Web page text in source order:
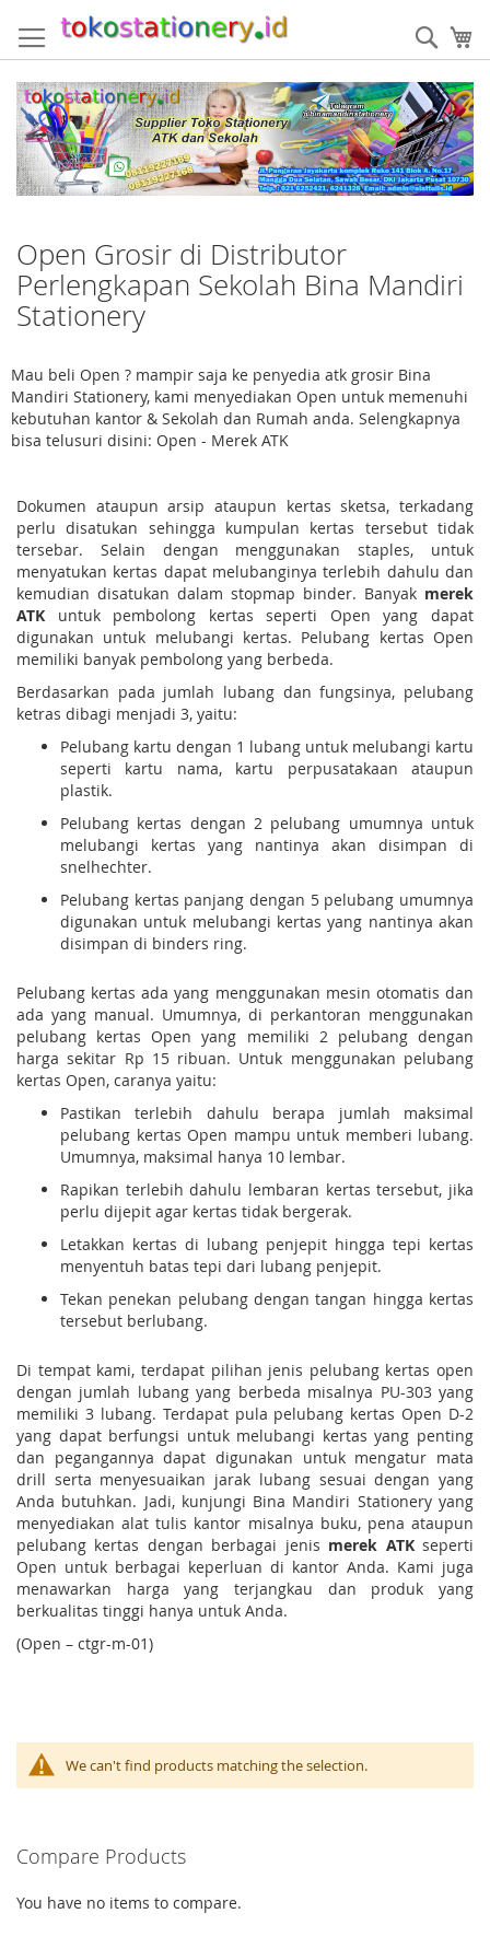
to
Content
Open Grosir di Distributor
Perlengkapan Sekolah Bina Mandiri
Stationery
Mau beli Open ? mampir saja ke penyedia atk grosir Bina
Mandiri Stationery, kami menyediakan Open untuk memenuhi
kebutuhan kantor & Sekolah dan Rumah anda. Selengkapnya
bisa telusuri disini: Open - Merek ATK
Dokumen ataupun arsip ataupun kertas sketsa, terkadang
perlu disatukan sehingga kumpulan kertas tersebut tidak
tersebar. Selain dengan menggunakan staples, untuk
menyatukan kertas dapat melubanginya terlebih dahulu dan
kemudian disatukan dalam stopmap binder. Banyak merek
ATK untuk pembolong kertas seperti Open yang dapat
digunakan untuk melubangi kertas. Pelubang kertas Open
memiliki banyak pembolong yang berbeda.
Berdasarkan pada jumlah lubang dan fungsinya, pelubang
ketras dibagi menjadi 3, yaitu:
Pelubang kartu dengan 1 lubang untuk melubangi kartu
seperti kartu nama, kartu perpusatakaan ataupun
plastik.
Pelubang kertas dengan 2 pelubang umumnya untuk
melubangi kertas yang nantinya akan disimpan di
snelhechter.
Pelubang kertas panjang dengan 5 pelubang umumnya
digunakan untuk melubangi kertas yang nantinya akan
disimpan di binders ring.
Pelubang kertas ada yang menggunakan mesin otomatis dan
ada yang manual. Umumnya, di perkantoran menggunakan
pelubang kertas Open yang memiliki 2 pelubang dengan
harga sekitar Rp 15 ribuan. Untuk menggunakan pelubang
kertas Open, caranya yaitu:
Pastikan terlebih dahulu berapa jumlah maksimal
pelubang kertas Open mampu untuk memberi lubang.
Umumnya, maksimal hanya 10 lembar.
Rapikan terlebih dahulu lembaran kertas tersebut, jika
perlu dijepit agar kertas tidak bergerak.
Letakkan kertas di lubang penjepit hingga tepi kertas
menyentuh batas tepi dari lubang penjepit.
Tekan penekan pelubang dengan tangan hingga kertas
tersebut berlubang.
Di tempat kami, terdapat pilihan jenis pelubang kertas open
dengan jumlah lubang yang berbeda misalnya PU-303 yang
memiliki 3 lubang. Terdapat pula pelubang kertas Open D-2
yang dapat berfungsi untuk melubangi kertas yang penting
dan pegangannya dapat digunakan untuk mengatur mata
drill serta menyesuaikan jarak lubang sesuai dengan yang
Anda butuhkan. Jadi, kunjungi Bina Mandiri Stationery yang
menyediakan alat tulis kantor misalnya buku, pena ataupun
pelubang kertas dengan berbagai jenis merek ATKseperti
Open untuk berbagai keperluan di kantor Anda. Kami juga
menawarkan harga yang terjangkau dan produk yang
berkualitas tinggi hanya untuk Anda.
(Open – ctgr-m-01)
We can't find products matching the selection.
Compare Products
You have no items to compare.